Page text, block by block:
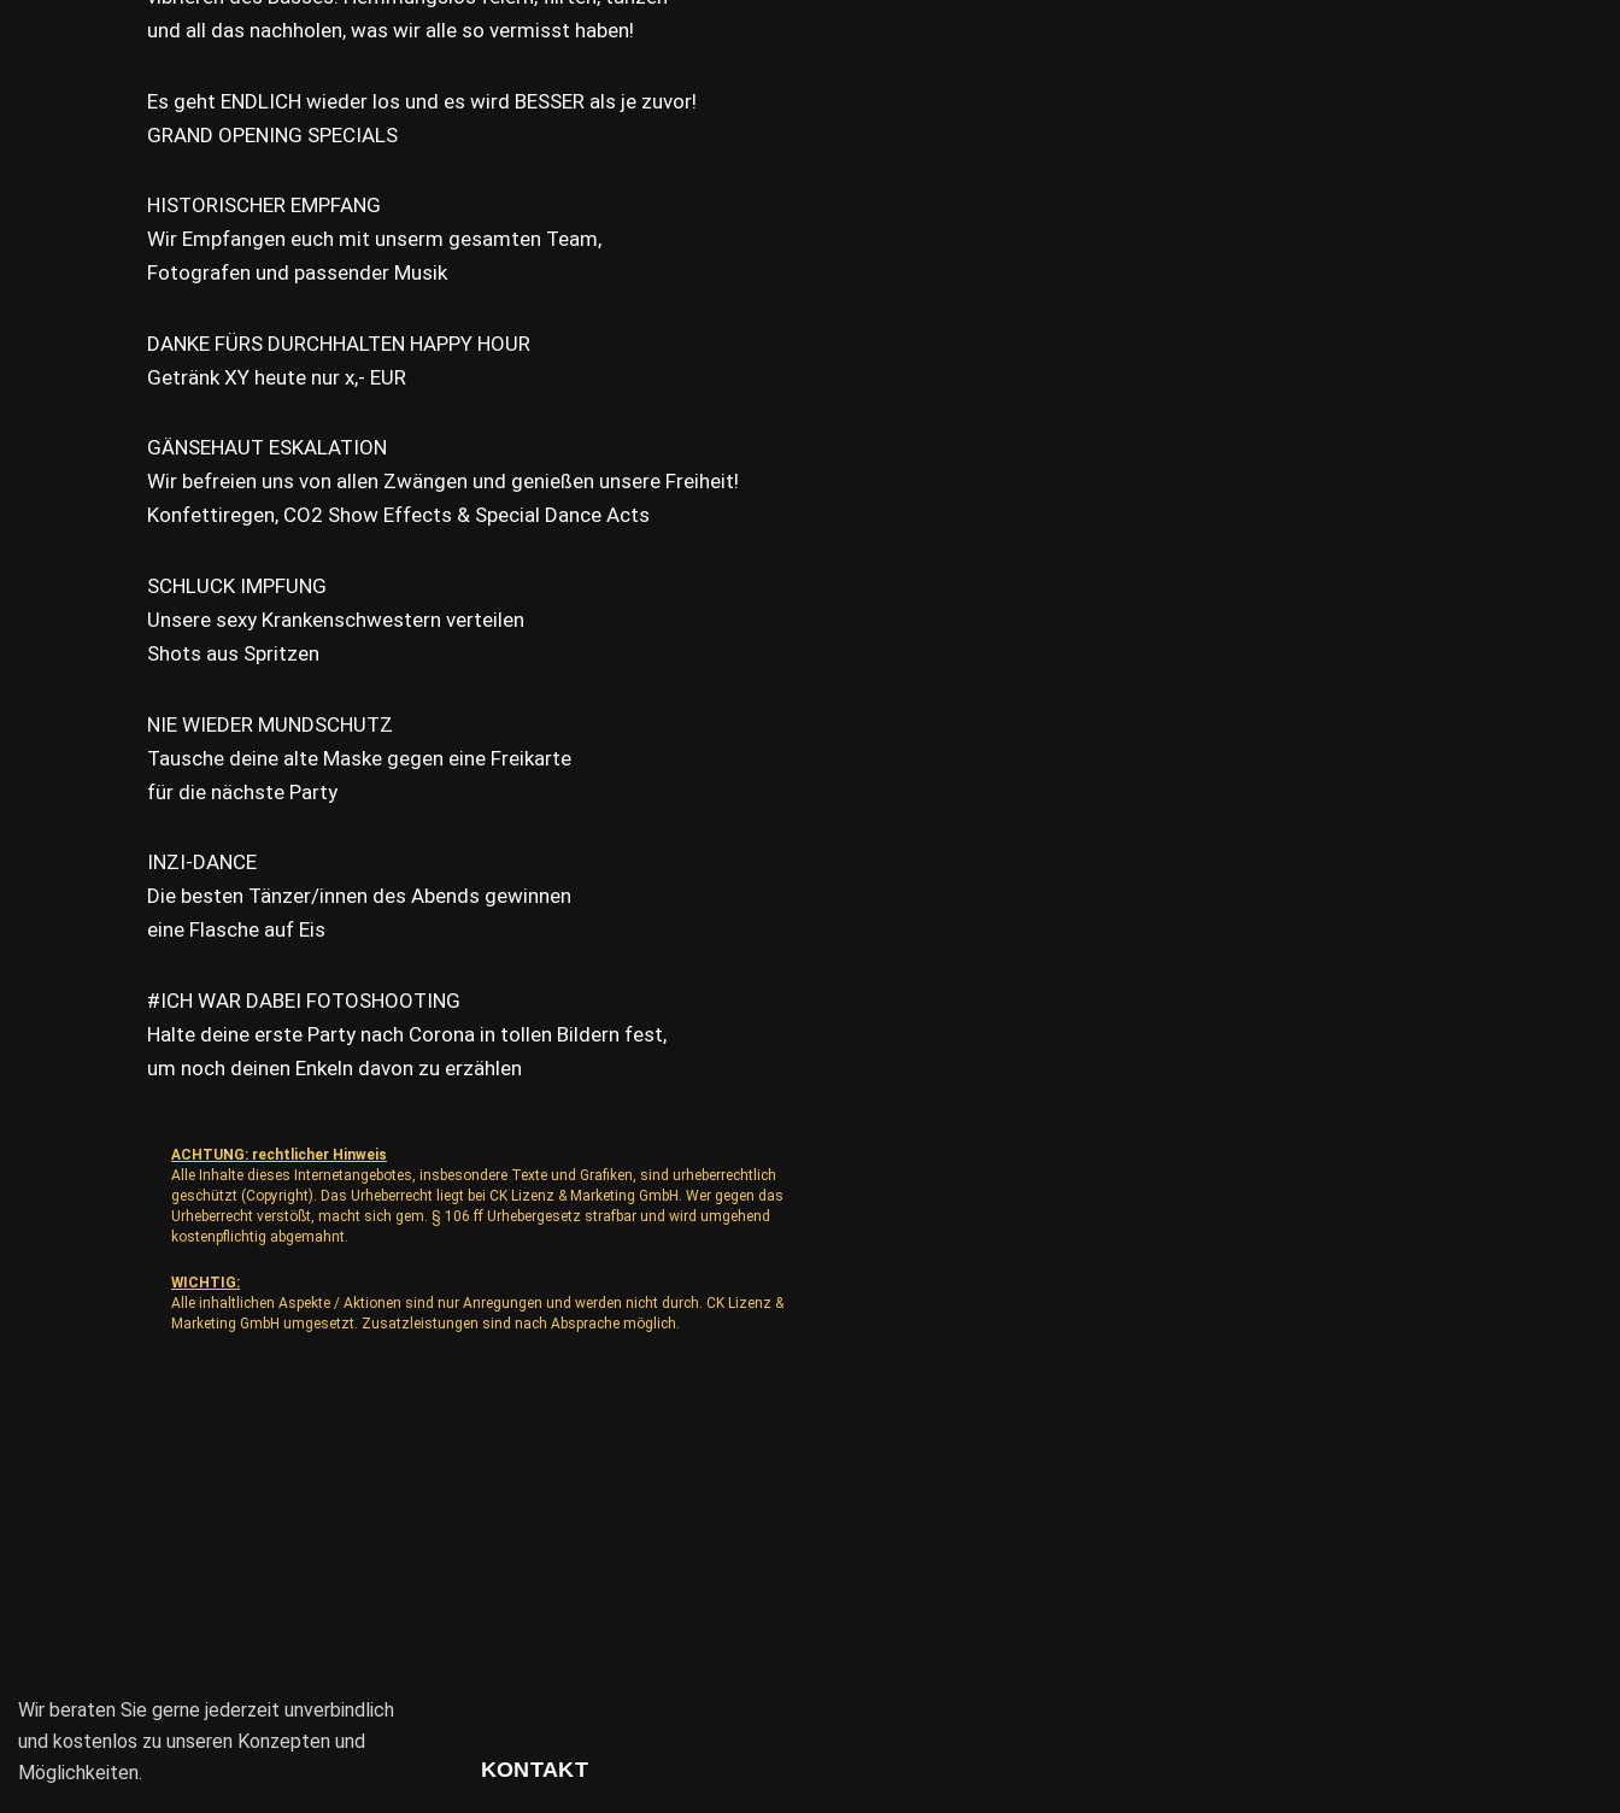
und all das nachholen, was wir alle so vermisst haben!
Es geht ENDLICH wieder los und es wird BESSER als je zuvor!
GRAND OPENING SPECIALS
HISTORISCHER EMPFANG
Wir Empfangen euch mit unserm gesamten Team,
Fotografen und passender Musik
DANKE FÜRS DURCHHALTEN HAPPY HOUR
Getränk XY heute nur x,- EUR
GÄNSEHAUT ESKALATION
Wir befreien uns von allen Zwängen und genießen unsere Freiheit!
Konfettiregen, CO2 Show Effects & Special Dance Acts
SCHLUCK IMPFUNG
Unsere sexy Krankenschwestern verteilen
Shots aus Spritzen
NIE WIEDER MUNDSCHUTZ
Tausche deine alte Maske gegen eine Freikarte
für die nächste Party
INZI-DANCE
Die besten Tänzer/innen des Abends gewinnen
eine Flasche auf Eis
#ICH WAR DABEI FOTOSHOOTING
Halte deine erste Party nach Corona in tollen Bildern fest,
um noch deinen Enkeln davon zu erzählen
ACHTUNG: rechtlicher Hinweis
Alle Inhalte dieses Internetangebotes, insbesondere Texte und Grafiken, sind urheberrechtlich
geschützt (Copyright). Das Urheberrecht liegt bei CK Lizenz & Marketing GmbH. Wer gegen das
Urheberrecht verstößt, macht sich gem. § 106 ff Urhebergesetz strafbar und wird umgehend
kostenpflichtig abgemahnt.
WICHTIG:
Alle inhaltlichen Aspekte / Aktionen sind nur Anregungen und werden nicht durch. CK Lizenz &
Marketing GmbH umgesetzt. Zusatzleistungen sind nach Absprache möglich.
Wir beraten Sie gerne jederzeit unverbindlich
und kostenlos zu unseren Konzepten und
Möglichkeiten.
KONTAKT